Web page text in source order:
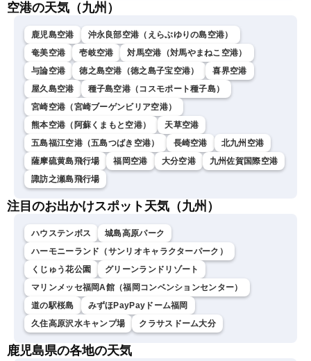
空港の天気（九州）
鹿児島空港
沖永良部空港（えらぶゆりの島空港）
奄美空港
壱岐空港
対馬空港（対馬やまねこ空港）
与論空港
徳之島空港（徳之島子宝空港）
喜界空港
屋久島空港
種子島空港（コスモポート種子島）
宮崎空港（宮崎ブーゲンビリア空港）
熊本空港（阿蘇くまもと空港）
天草空港
五島福江空港（五島つばき空港）
長崎空港
北九州空港
薩摩硫黄島飛行場
福岡空港 大分空港
九州佐賀国際空港
諏訪之瀬島飛行場
注目のお出かけスポット天気（九州）
ハウステンボス
城島高原パーク
ハーモニーランド（サンリオキャラクターパーク）
くじゅう花公園
グリーンランドリゾート
マリンメッセ福岡A館（福岡コンベンションセンター）
道の駅桜島
みずほPayPayドーム福岡
久住高原沢水キャンプ場
クラサスドーム大分
鹿児島県の各地の天気